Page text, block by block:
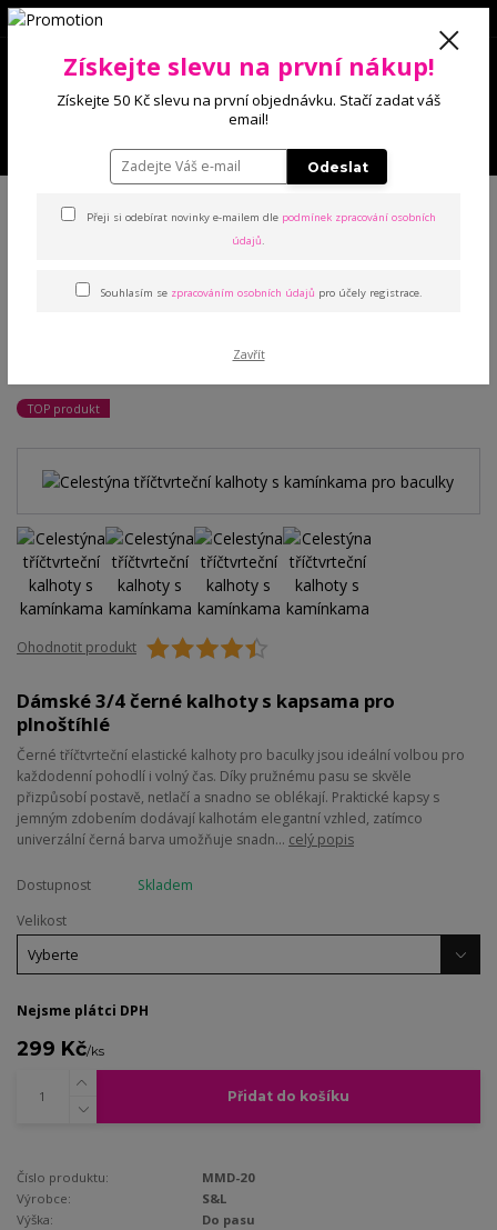
0 Kč
kamínkama pro baculky
Celestýna tříčtvrteční
TOP produkt
Ohodnotit produkt
Dámské 3/4 černé kalhoty s kapsama pro
plnoštíhlé
Černé tříčtvrteční elastické kalhoty pro baculky jsou ideální volbou pro
každodenní pohodlí i volný čas. Díky pružnému pasu se skvěle
přizpůsobí postavě, netlačí a snadno se oblékají. Praktické kapsy s
jemným zdobením dodávají kalhotám elegantní vzhled, zatímco
univerzální černá barva umožňuje snadn... celý popis
Dostupnost
Skladem
Velikost
Nejsme plátci DPH
299 Kč/ks
Přidat do košíku
Číslo produktu:
MMD-20
Výrobce:
S&L
Výška:
Do pasu
Získejte slevu na první nákup!
Získejte 50 Kč slevu na první objednávku. Stačí zadat váš
email!
Odeslat
Přeji si odebírat novinky e-mailem dle podmínek zpracování osobních
údajů.
Souhlasím se zpracováním osobních údajů pro účely registrace.
Zavřít